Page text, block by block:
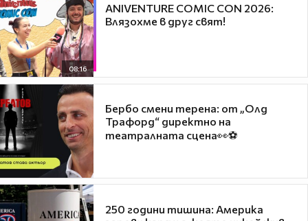
08:16
ANIVENTURE COMIC CON 2026:
Влязохме в друг свят!
Бербо смени терена: от „Олд
Трафорд“ директно на
театралната сцена👀⚽
250 години тишина: Америка